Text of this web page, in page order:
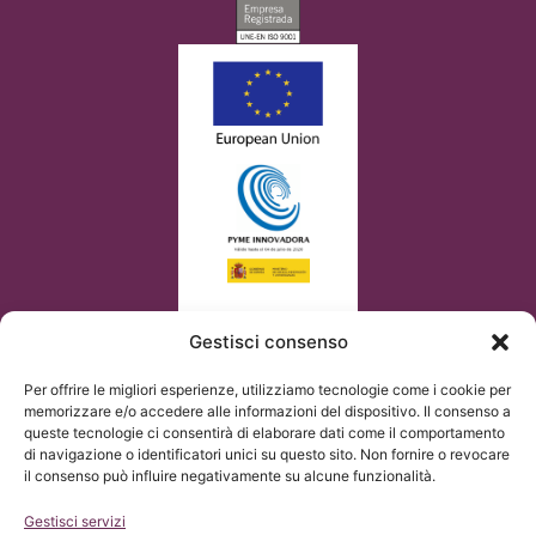
Gestisci consenso
Per offrire le migliori esperienze, utilizziamo tecnologie come i cookie per
memorizzare e/o accedere alle informazioni del dispositivo. Il consenso a
queste tecnologie ci consentirà di elaborare dati come il comportamento
di navigazione o identificatori unici su questo sito. Non fornire o revocare
il consenso può influire negativamente su alcune funzionalità.
Gestisci servizi